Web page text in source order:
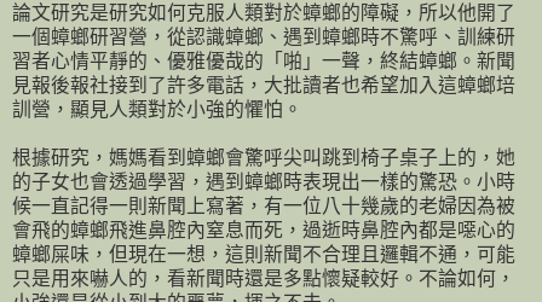
論文研究是研究如何克服人類對於蟑螂的障礙，所以他開了
一個蟑螂研習營，從認識蟑螂、遇到蟑螂時不驚呼、訓練研
習者心情平靜的、優雅優哉的「啪」一聲，終結蟑螂。新聞
見報後報社接到了許多電話，大批讀者也希望加入這蟑螂培
訓營，顯見人類對於小強的懼怕。
根據研究，媽媽看到蟑螂會驚呼尖叫跳到椅子桌子上的，她
的子女也會透過學習，遇到蟑螂時表現出一樣的驚恐。小時
候一直記得一則新聞上寫著，有一位八十幾歲的老婦因為被
會飛的蟑螂飛進鼻腔內窒息而死，過逝時鼻腔內都是噁心的
蟑螂屎味，但現在一想，這則新聞不合理且邏輯不通，可能
只是用來嚇人的，看新聞時還是多點懷疑較好。不論如何，